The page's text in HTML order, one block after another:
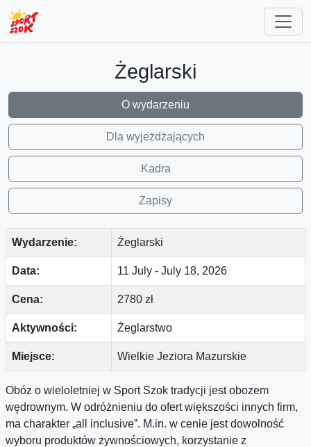
Żeglarski
O wydarzeniu
Dla wyjeżdżających
Kadra
Zapisy
Wydarzenie: Żeglarski
Data: 11 July - July 18, 2026
Cena: 2780 zł
Aktywności: Żeglarstwo
Miejsce: Wielkie Jeziora Mazurskie
Obóz o wieloletniej w Sport Szok tradycji jest obozem
wędrownym. W odróżnieniu do ofert większości innych firm,
ma charakter „all inclusive”. M.in. w cenie jest dowolność
wyboru produktów żywnościowych, korzystanie z